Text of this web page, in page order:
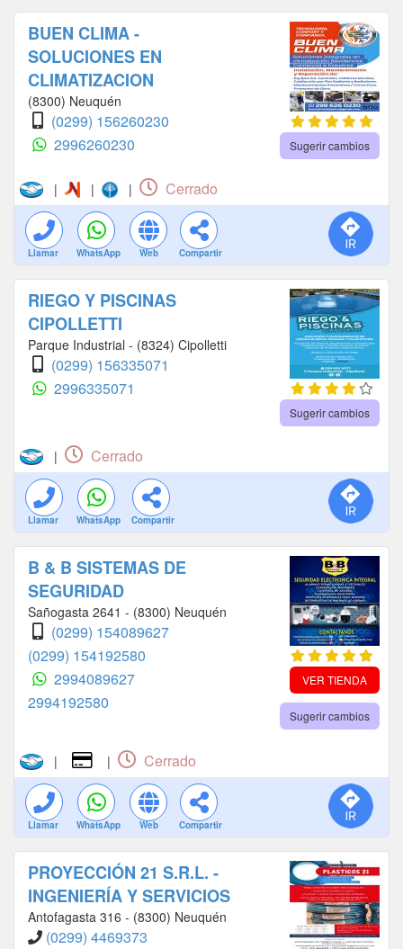
BUEN CLIMA -
SOLUCIONES EN
CLIMATIZACION
(8300) Neuquén
(0299) 156260230
2996260230
Sugerir cambios
| | | Cerrado
Llamar WhatsApp Web Compartir
RIEGO Y PISCINAS
CIPOLLETTI
Parque Industrial - (8324) Cipolletti
(0299) 156335071
2996335071
Sugerir cambios
| Cerrado
Llamar WhatsApp Compartir
B & B SISTEMAS DE
SEGURIDAD
Sañogasta 2641 - (8300) Neuquén
(0299) 154089627
(0299) 154192580
2994089627
2994192580
VER TIENDA
Sugerir cambios
| | Cerrado
Llamar WhatsApp Web Compartir
PROYECCIÓN 21 S.R.L. -
INGENIERÍA Y SERVICIOS
Antofagasta 316 - (8300) Neuquén
(0299) 4469373